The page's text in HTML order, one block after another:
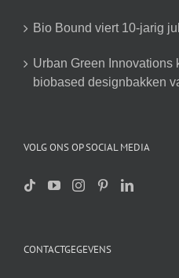
Bio Bound viert 10-jarig
Urban Green Innovations
biobased designbakken
VOLG ONS OP SOCIAL MEDIA
CONTACTGEGEVENS